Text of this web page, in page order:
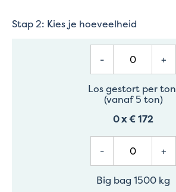
Stap 2: Kies je hoeveelheid
- +
Los gestort per ton
(vanaf 5 ton)
0x€ 172
- +
Big bag 1500 kg